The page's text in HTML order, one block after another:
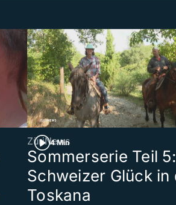
4 Min
ZüriNews
Sommerserie Teil 5:
Schweizer Glück in
Toskana